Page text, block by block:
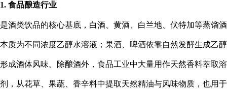
1. 食品酿造行业
是酒类饮品的核心基底，白酒、黄酒、白兰地、伏特加等蒸馏酒
本质为不同浓度乙醇水溶液；果酒、啤酒依靠自然发酵生成乙醇
形成酒体风味。除酿酒外，食品工业中大量用作天然香料萃取溶
剂，从花草、果蔬、香辛料中提取天然精油与风味物质，也用于